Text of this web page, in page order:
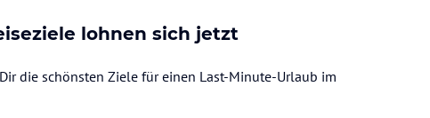
lohnen sich jetzt
die schönsten Ziele für einen Last-Minute-Urlaub im